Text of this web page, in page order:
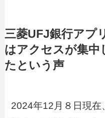
三菱UFJ銀行アプ
はアクセスが集中
たという声
2024年12月８日現在